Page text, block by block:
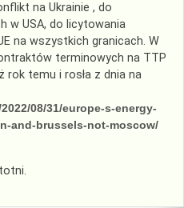
na Ukrainie , do
w USA, do licytowania
na wszystkich granicach. W
terminowych na TTP
rok temu i rosła z dnia na
08/31/europe-s-energy-
and-brussels-not-moscow/